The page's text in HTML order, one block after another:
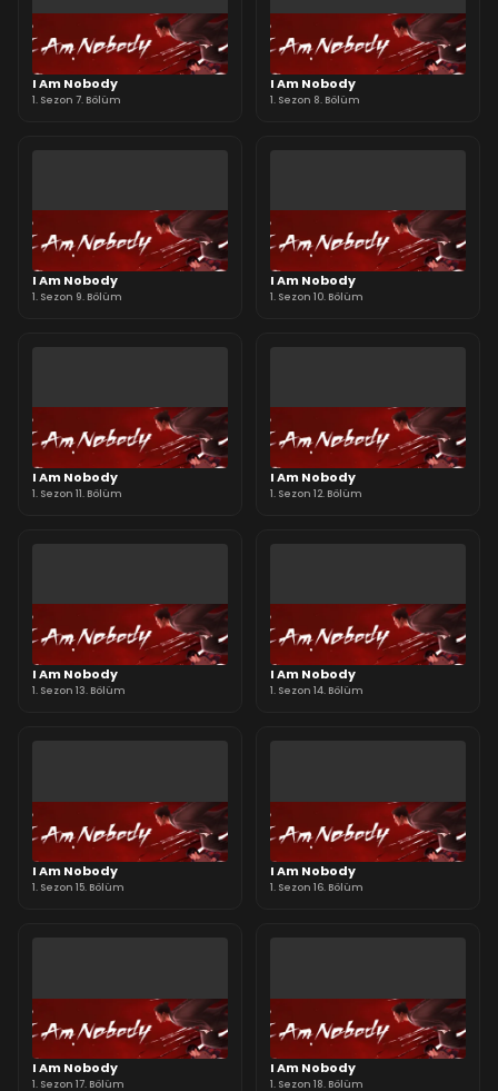
I Am Nobody
1. Sezon 7. Bölüm
I Am Nobody
1. Sezon 8. Bölüm
I Am Nobody
1. Sezon 9. Bölüm
I Am Nobody
1. Sezon 10. Bölüm
I Am Nobody
1. Sezon 11. Bölüm
I Am Nobody
1. Sezon 12. Bölüm
I Am Nobody
1. Sezon 13. Bölüm
I Am Nobody
1. Sezon 14. Bölüm
I Am Nobody
1. Sezon 15. Bölüm
I Am Nobody
1. Sezon 16. Bölüm
I Am Nobody
1. Sezon 17. Bölüm
I Am Nobody
1. Sezon 18. Bölüm